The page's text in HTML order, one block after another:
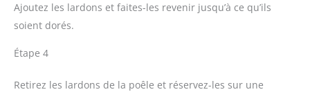
Ajoutez les lardons et faites-les revenir jusqu’à ce qu’ils
soient dorés.
Étape 4
Retirez les lardons de la poêle et réservez-les sur une